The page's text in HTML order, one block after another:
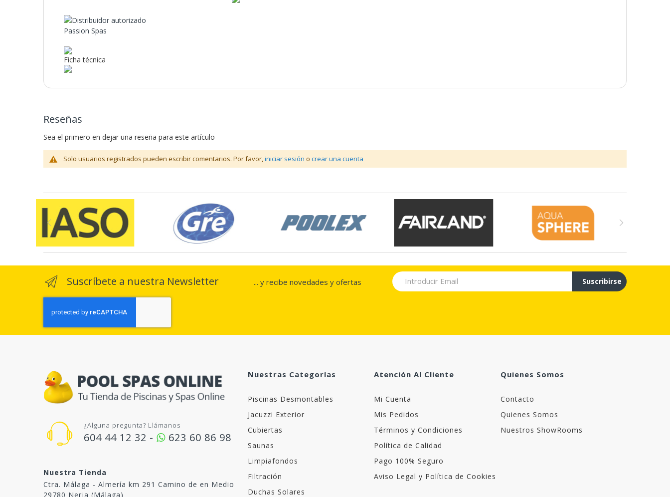
Ficha técnica
Reseñas
Sea el primero en dejar una reseña para este artículo
Solo usuarios registrados pueden escribir comentarios. Por favor, iniciar sesión o crear una cuenta
Suscríbete a nuestra Newsletter ... y recibe novedades y ofertas Suscribirse
¿Alguna pregunta? Llámanos
604 44 12 32 - 623 60 86 98
Nuestra Tienda
Ctra. Málaga - Almería km 291 Camino de en Medio
29780 Nerja (Málaga)
Nuestras Categorías
Piscinas Desmontables
Jacuzzi Exterior
Cubiertas
Saunas
Limpiafondos
Filtración
Duchas Solares
Atención Al Cliente
Mi Cuenta
Mis Pedidos
Términos y Condiciones
Política de Calidad
Pago 100% Seguro
Aviso Legal y Política de Cookies
Quienes Somos
Contacto
Quienes Somos
Nuestros ShowRooms